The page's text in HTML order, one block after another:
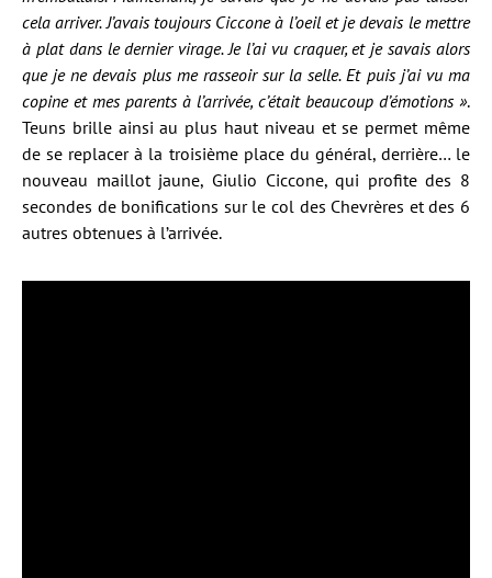
cela arriver. J’avais toujours Ciccone à l’oeil et je devais le mettre
à plat dans le dernier virage. Je l’ai vu craquer, et je savais alors
que je ne devais plus me rasseoir sur la selle. Et puis j’ai vu ma
copine et mes parents à l’arrivée, c’était beaucoup d’émotions ».
Teuns brille ainsi au plus haut niveau et se permet même
de se replacer à la troisième place du général, derrière… le
nouveau maillot jaune, Giulio Ciccone, qui profite des 8
secondes de bonifications sur le col des Chevrères et des 6
autres obtenues à l’arrivée.